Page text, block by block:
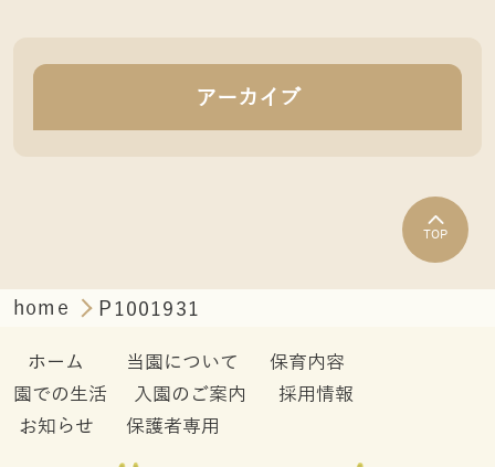
アーカイブ
TOP
home P1001931
ホーム 当園について
保育内容
園での生活
入園のご案内
採用情報
お知らせ
保護者専用